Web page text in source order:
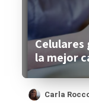
Celulares
la mejor
Carla